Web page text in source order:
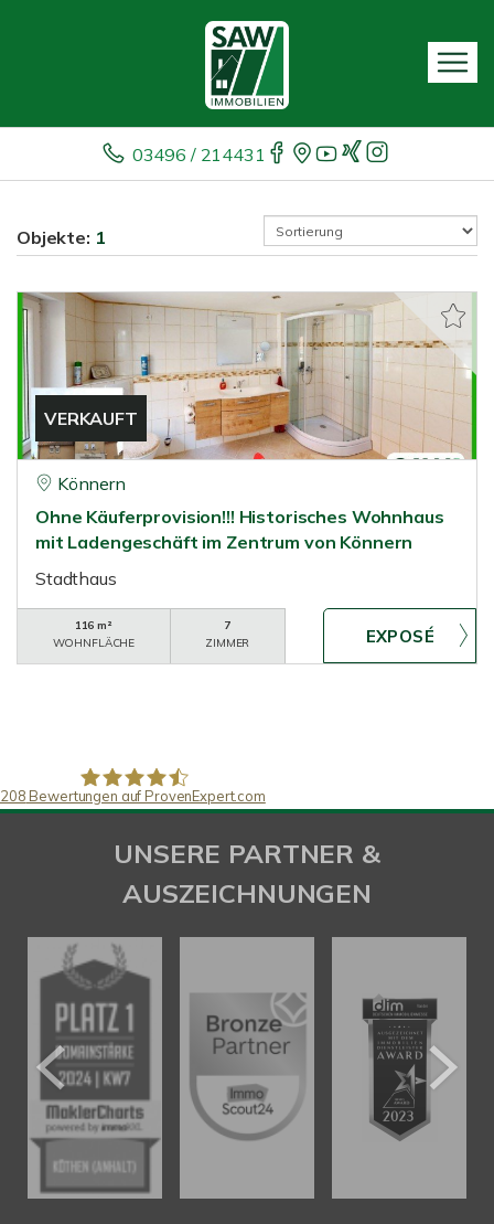
03496 / 214431
Objekte: 1
VERKAUFT
Könnern
Ohne Käuferprovision!!! Historisches Wohnhaus
mit Ladengeschäft im Zentrum von Könnern
Stadthaus
116 m²
WOHNFLÄCHE
7
ZIMMER
SAW Immobilien
208 Bewertungen auf ProvenExpert.com
UNSERE PARTNER &
AUSZEICHNUNGEN